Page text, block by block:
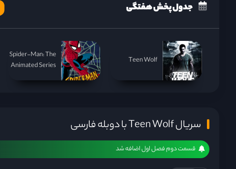
جدول پخش هفتگی
Teen Wolf
Spider-Man: The
Animated Series
سریال Teen Wolf با دوبله فارسی
قسمت دوم فصل اول اضافه شد